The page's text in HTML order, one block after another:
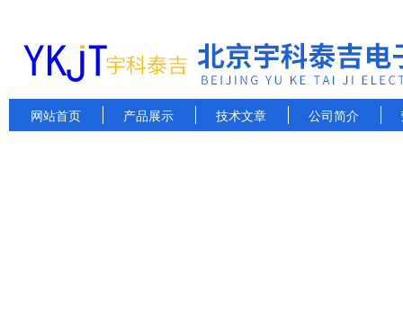
网站首页 产品展示 技术文章 公司简介